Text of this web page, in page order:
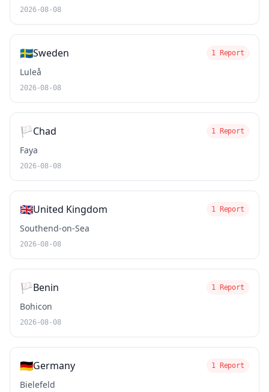
2026-08-08
🇸🇪Sweden 1 Report
Luleå
2026-08-08
🏳️Chad 1 Report
Faya
2026-08-08
🇬🇧United Kingdom 1 Report
Southend-on-Sea
2026-08-08
🏳️Benin 1 Report
Bohicon
2026-08-08
🇩🇪Germany 1 Report
Bielefeld